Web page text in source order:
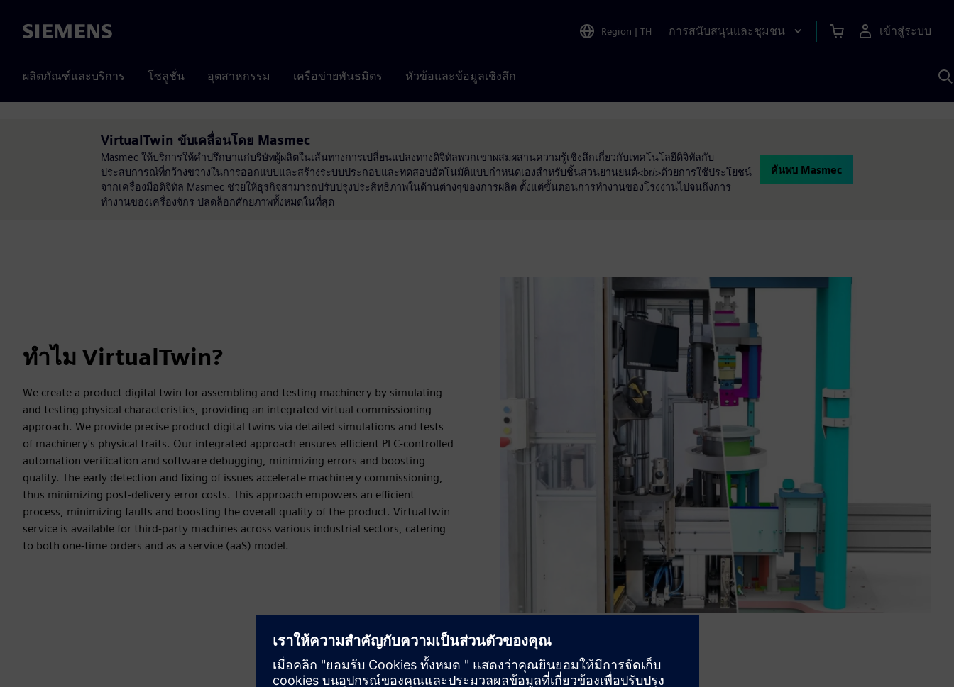
Siemens Region | TH การสนับสนุนและชุมชน เข้าสู่ระบบ
ผลิตภัณฑ์และบริการ โซลูชั่น อุตสาหกรรม เครือข่ายพันธมิตร หัวข้อและข้อมูลเชิงลึก
VirtualTwin ขับเคลื่อนโดย Masmec
Masmec ให้บริการให้คำปรึกษาแก่บริษัทผู้ผลิตในเส้นทางการเปลี่ยนแปลงทางดิจิทัลพวกเขาผสมผสานความรู้เชิงลึกเกี่ยวกับเทคโนโลยีดิจิทัลกับ
ประสบการณ์ที่กว้างขวางในการออกแบบและสร้างระบบประกอบและทดสอบอัตโนมัติแบบกำหนดเองสำหรับชิ้นส่วนยานยนต์<br/>ด้วยการใช้ประโยชน์
จากเครื่องมือดิจิทัล Masmec ช่วยให้ธุรกิจสามารถปรับปรุงประสิทธิภาพในด้านต่างๆของการผลิต ตั้งแต่ขั้นตอนการทำงานของโรงงานไปจนถึงการ
ทำงานของเครื่องจักร ปลดล็อกศักยภาพทั้งหมดในที่สุด
ค้นพบ Masmec
ทำไม VirtualTwin?
We create a product digital twin for assembling and testing machinery by simulating
and testing physical characteristics, providing an integrated virtual commissioning
approach. We provide precise product digital twins via detailed simulations and tests
of machinery's physical traits. Our integrated approach ensures efficient PLC-controlled
automation verification and software debugging, minimizing errors and boosting
quality. The early detection and fixing of issues accelerate machinery commissioning,
thus minimizing post-delivery error costs. This approach empowers an efficient
process, minimizing faults and boosting the overall quality of the product. VirtualTwin
service is available for third-party machines across various industrial sectors, catering
to both one-time orders and as a service (aaS) model.